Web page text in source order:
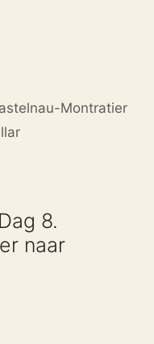
Montratier
8.
naar